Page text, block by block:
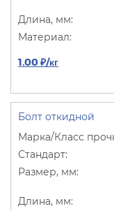
1.00 ₽/кг
Болт откидной